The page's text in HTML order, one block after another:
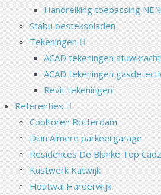
Handreiking toepassing
Stabu besteksbladen
Tekeningen
ACAD tekeningen
ACAD tekeningen
Revit tekeningen
Referenties
Cooltoren Rotterdam
Duin Almere parkeergarage
Residences De Blanke Top
Kustwerk Katwijk
Houtwal Harderwijk